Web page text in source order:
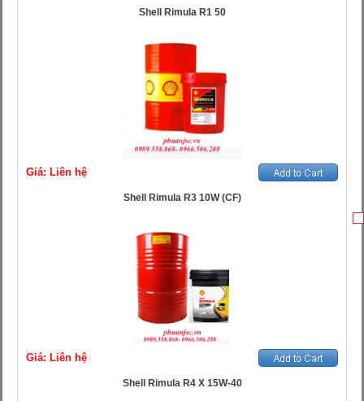
Shell Rimula R1 50
Giá: Liên hệ
Shell Rimula R3 10W (CF)
Giá: Liên hệ
Shell Rimula R4 X 15W-40